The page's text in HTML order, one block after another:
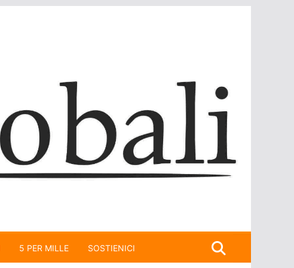
5 PER MILLE SOSTIENICI